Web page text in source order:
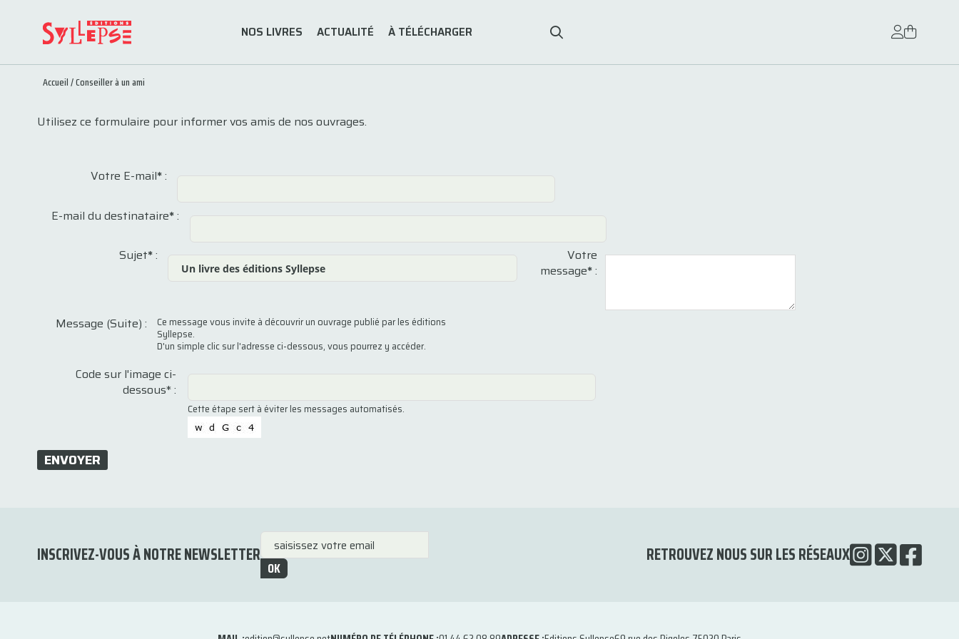
NOS LIVRES ACTUALITÉ À TÉLÉCHARGER
Accueil/Conseiller à un ami
Utilisez ce formulaire pour informer vos amis de nos ouvrages.
Votre E-mail*:
E-mail du destinataire*:
Sujet*:
Votre
message*:
Message (Suite) :
Ce message vous invite à découvrir un ouvrage publié par les éditions
Syllepse.
D'un simple clic sur l'adresse ci-dessous, vous pourrez y accéder.
Code sur l'image ci-
dessous* :
Cette étape sert à éviter les messages automatisés.
ENVOYER
INSCRIVEZ-VOUS À NOTRE NEWSLETTER
OK
RETROUVEZ NOUS SUR LES RÉSEAUX